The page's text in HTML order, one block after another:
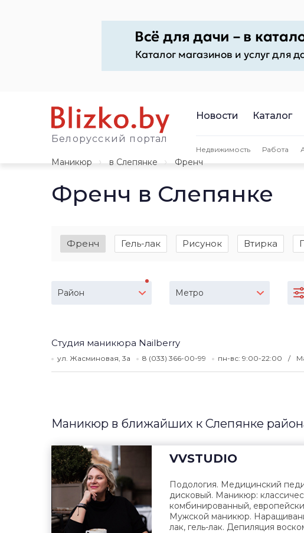
Белорусский портал
Новости Каталог
Недвижимость Работа
Маникюр
в Слепянке Френч
Френч в Слепянке
Френч Гель-лак Рисунок Втирка
Район Метро
Студия маникюра Nailberry
ул. Жасминовая, 3а 8 (033) 366-00-99 пн-вс: 9:00-22:00
Маникюр в ближайших к Слепянке
VVSTUDIO
Подология. Медицинский
дисковый. Маникюр:
комбинированный,
Мужской маникюр.
лак, гель-лак. Депиляция